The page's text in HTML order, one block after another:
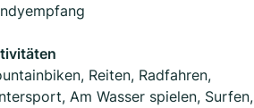
Reiten, Radfahren,
Am Wasser spielen, Surfen,